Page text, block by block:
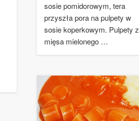
sosie pomidorowym, tera
przyszła pora na pulpety w
sosie koperkowym. Pulpety z
mięsa mielonego …